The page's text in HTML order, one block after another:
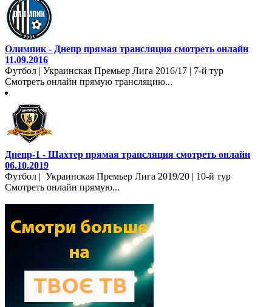
Олимпик - Днепр прямая трансляция смотреть онлайн
11.09.2016
Футбол | Украинская Премьер Лига 2016/17 | 7-й тур
Смотреть онлайн прямую трансляцию...
Днепр-1 - Шахтер прямая трансляция смотреть онлайн
06.10.2019
Футбол | Украинская Премьер Лига 2019/20 | 10-й тур
Смотреть онлайн прямую...